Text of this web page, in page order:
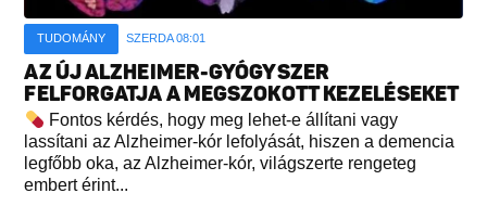
TUDOMÁNY SZERDA 08:01
AZ ÚJ ALZHEIMER-GYÓGYSZER
FELFORGATJA A MEGSZOKOTT KEZELÉSEKET
Fontos kérdés, hogy meg lehet-e állítani vagy
lassítani az Alzheimer-kór lefolyását, hiszen a demencia
legfőbb oka, az Alzheimer-kór, világszerte rengeteg
embert érint...